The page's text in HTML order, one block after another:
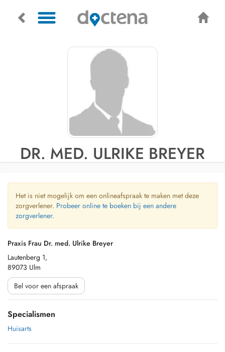
DR. MED. ULRIKE BREYER
Het is niet mogelijk om een onlineafspraak te maken met deze
zorgverlener. Probeer online te boeken bij een andere
zorgverlener.
Praxis Frau Dr. med. Ulrike Breyer
Lautenberg 1,
89073 Ulm
Bel voor een afspraak
Specialismen
Huisarts